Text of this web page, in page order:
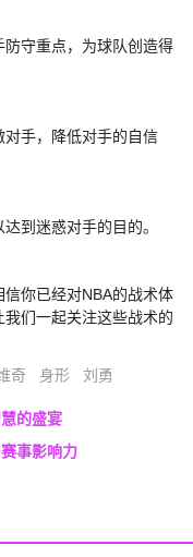
守重点，为球队创造得
手，降低对手的自信
到迷惑对手的目的。
你已经对NBA的战术体
们一起关注这些战术的
奇 身形 刘勇
的盛宴
事影响力